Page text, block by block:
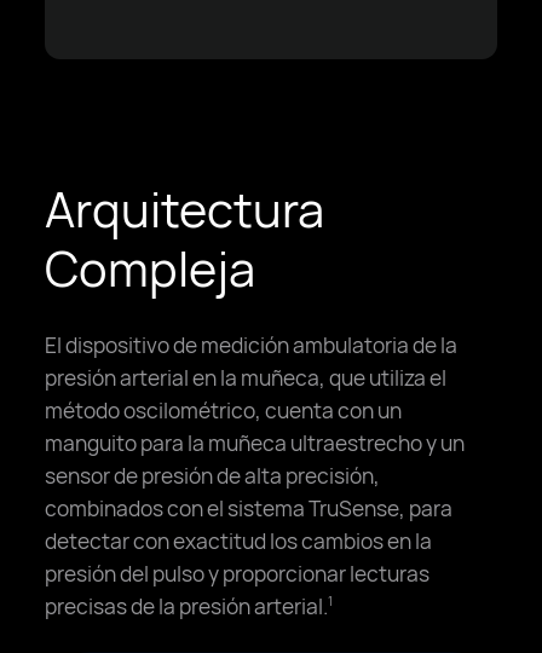
Arquitectura
Compleja
El dispositivo de medición ambulatoria de la
presión arterial en la muñeca, que utiliza el
método oscilométrico, cuenta con un
manguito para la muñeca ultraestrecho y un
sensor de presión de alta precisión,
combinados con el sistema TruSense, para
detectar con exactitud los cambios en la
presión del pulso y proporcionar lecturas
precisas de la presión arterial.1